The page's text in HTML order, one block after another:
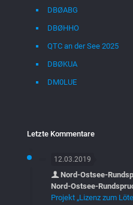
DBØABG
DBØHHO
QTC an der See 2025
DBØKUA
DM0LUE
Letzte Kommentare
12.03.2019
Nord-Ostsee-
Nord-Ostsee-
Projekt „Lizenz zum